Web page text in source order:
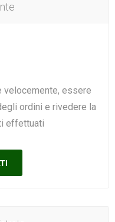
velocemente, essere
ordini e rivedere la
effettuati